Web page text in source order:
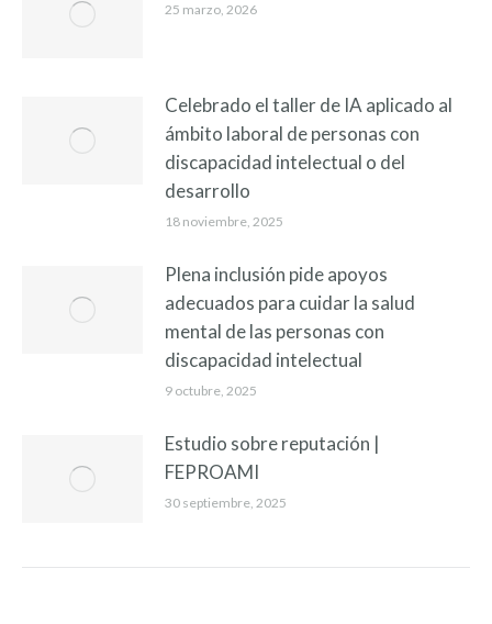
25 marzo, 2026
Celebrado el taller de IA aplicado al
ámbito laboral de personas con
discapacidad intelectual o del
desarrollo
18 noviembre, 2025
Plena inclusión pide apoyos
adecuados para cuidar la salud
mental de las personas con
discapacidad intelectual
9 octubre, 2025
Estudio sobre reputación |
FEPROAMI
30 septiembre, 2025